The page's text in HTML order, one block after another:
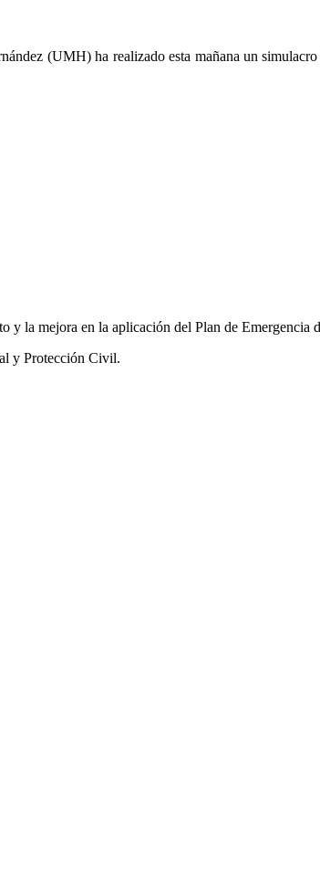
(UMH) ha realizado esta mañana un
y la mejora en la aplicación del Plan de Emergencia
y Protección Civil.